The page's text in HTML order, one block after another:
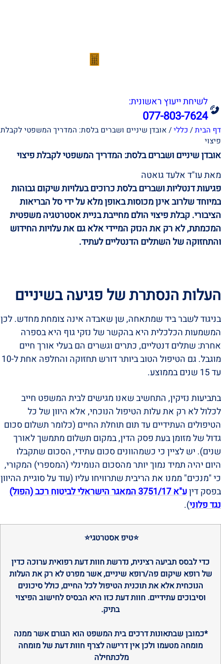
לשיחת ייעוץ ראשונית:
077-803-7624
דף הבית/ כללי/ אובדן שיניים ושברים בלסת: המדריך המשפטי לקבלת
פיצוי
אובדן שיניים ושברים בלסת: המדריך המשפטי לקבלת פיצוי
מאת עו"ד אלעד גואטה
פגיעות דנטליות ושברים בלסת כרוכים בעלויות שיקום גבוהות
במיוחד שלרוב אינן מכוסות באופן מלא על ידי סל הבריאות
הציבורי. קבלת פיצוי הולם מחייבת בניית אסטרטגיה משפטית
המכמתת, לא רק את הנזק המיידי אלא גם את עלויות החידוש
והתחזוקה של השתלים הדנטליים לעתיד.
העלות הנסתרת של פגיעה בשיניים
בניגוד לשבר ביד שמתאחה, שן שאבדה אינה צומחת מחדש. לכן
המשמעות הכלכלית היא בהקשר של נזקי גוף היא בספרה
אחרת: שתלים דנטליים, כתרים וגשרים הם בעלי אורך חיים
מוגבל. גם הטיפול הטוב ביותר דורש תחזוקה והחלפה אחת ל-10
עד 15 שנים בממוצע.
בתביעות נזיקין, התחשיב שאנו מגישים לבית המשפט חייב
לכלול לא רק את עלות הטיפול הנוכחי, אלא היוון של כל
הטיפולים העתידיים עד תום תוחלת החיים (כלומר תשלום סכום
גדול של מזומן בעת פסק הדין, במקום תשלום מתמשך לאורך
שנים). יש לציין כי כשמהוונים סכום עתידי, הסכום שתקבלו
היום יהיה תמיד נמוך יותר מהסכום הנומינלי (המספרי) המקורי,
כי "מנכים" ממנו את הריבית שתרוויחו עליו (עוד על סוגיית ההיוון
בפסק דין
ע"א 3751/17 המאגר הישראלי לביטוח רכב (הפול)
נגד פלוני).
⭐טיפ אסטרטגי⭐
כדי לבסס תביעה רצינית, נדרשת חוות דעת רפואית ערוכה כדין
של רופא שיקום פה/רופא שיניים, אשר מפרט לא רק את העלות
הנוכחית אלא את תוכנית הטיפול לכל החיים, כולל סיכונים
וסיבוכים עתידיים. חוות דעת כזו היא הבסיס לחישוב הפיצוי
בתיק.
*כמובן שבתאונות דרכים בית המשפט הוא הגורם אשר ממנה
מומחה מטעמו ולכן אין דרישה לצרף חוות דעת של מומחה
מלכתחילה